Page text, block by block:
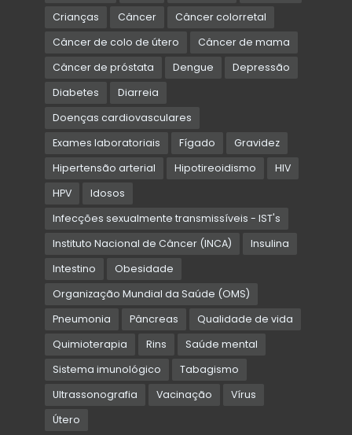
Crianças
Câncer
Câncer colorretal
Câncer de colo de útero
Câncer de mama
Câncer de próstata
Dengue
Depressão
Diabetes
Diarreia
Doenças cardiovasculares
Exames laboratoriais
Fígado
Gravidez
Hipertensão arterial
Hipotireoidismo
HIV
HPV
Idosos
Infecções sexualmente transmissíveis - IST's
Instituto Nacional de Câncer (INCA)
Insulina
Intestino
Obesidade
Organização Mundial da Saúde (OMS)
Pneumonia
Pâncreas
Qualidade de vida
Quimioterapia
Rins
Saúde mental
Sistema imunológico
Tabagismo
Ultrassonografia
Vacinação
Vírus
Útero